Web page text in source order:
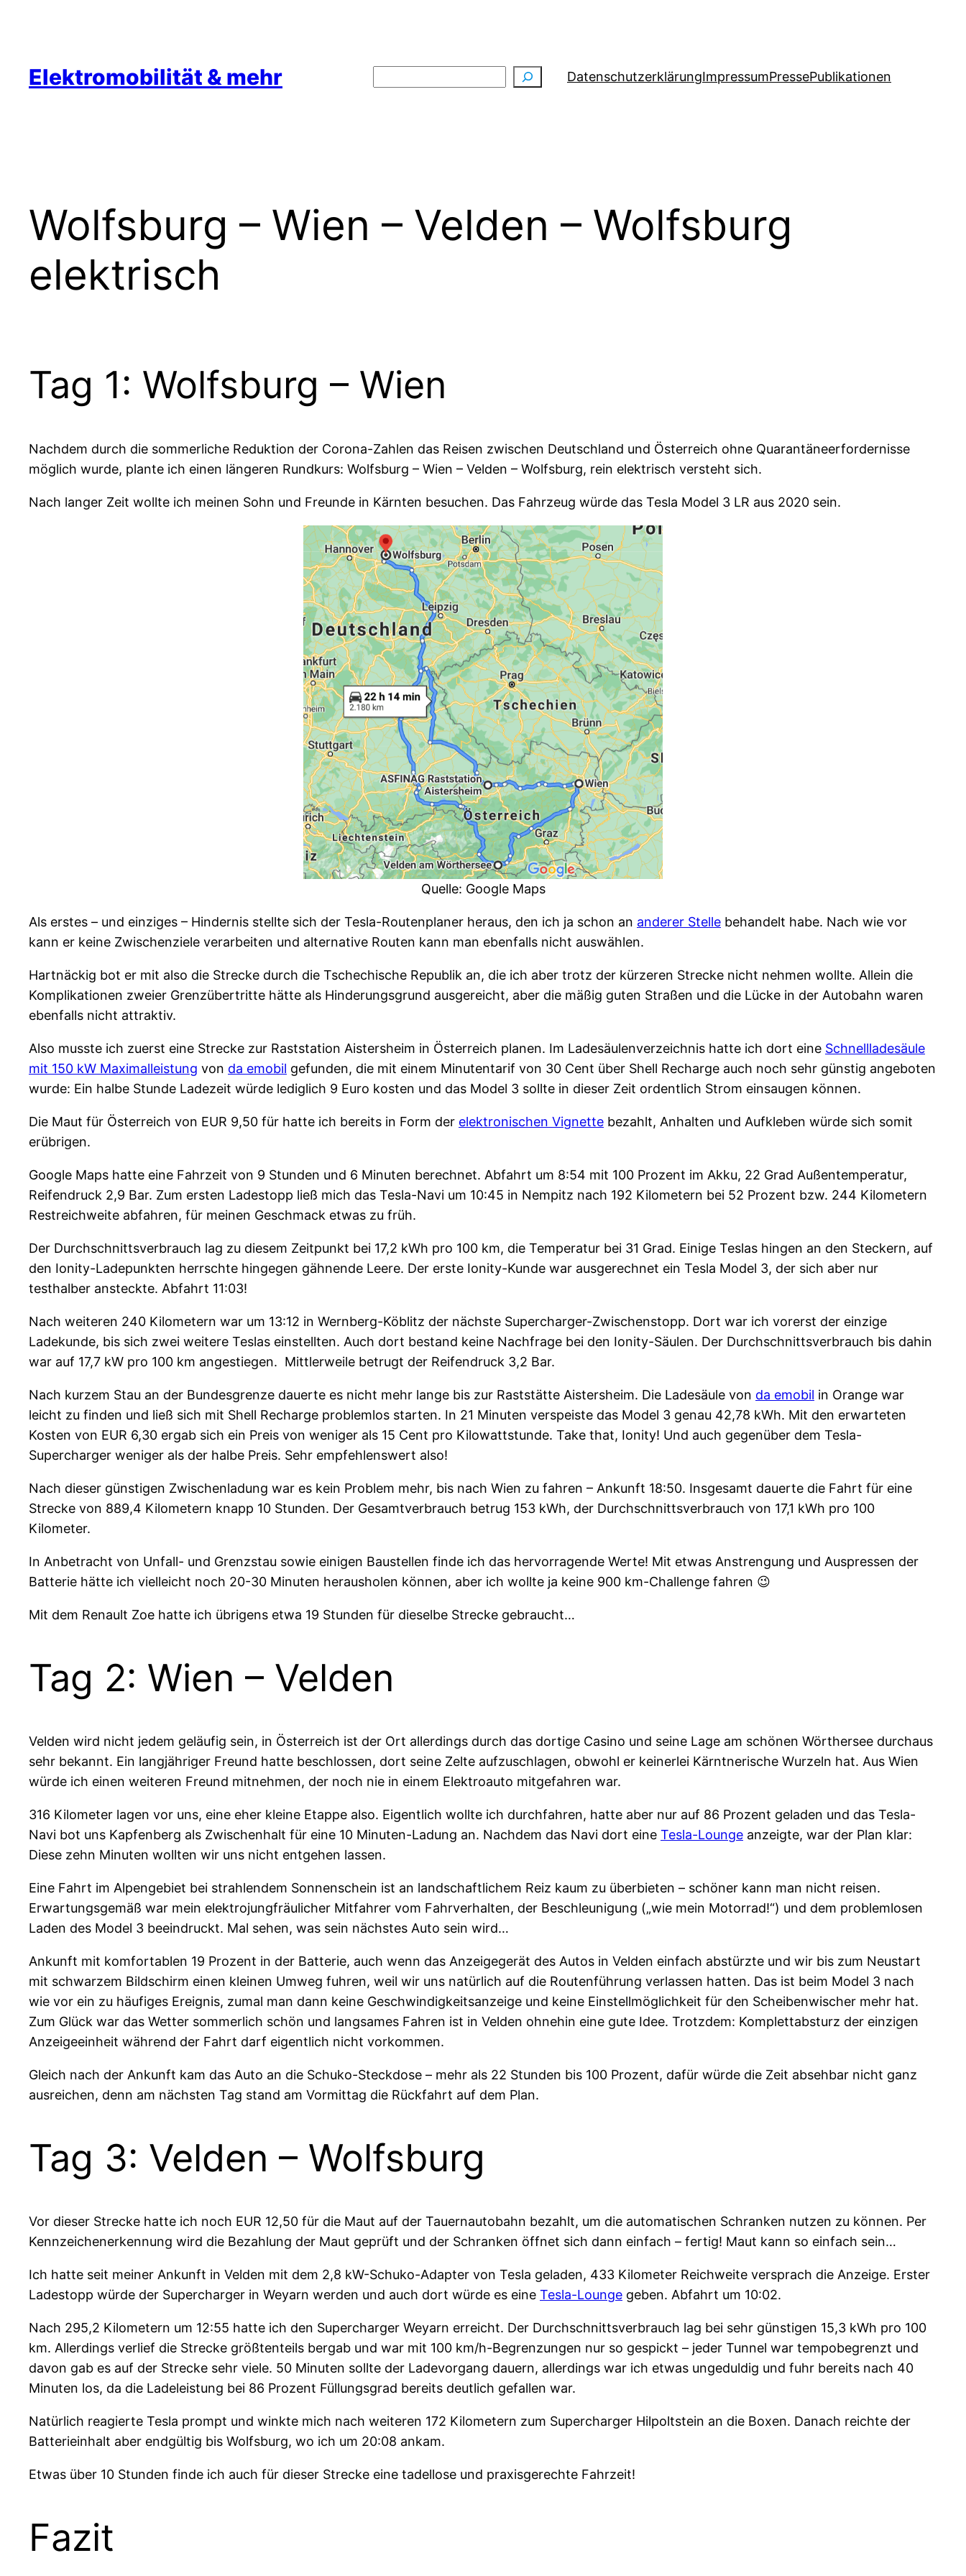
Elektromobilität & mehr DatenschutzerklärungImpressumPressePublikationen
Wolfsburg – Wien – Velden – Wolfsburg
elektrisch
Tag 1: Wolfsburg – Wien
Nachdem durch die sommerliche Reduktion der Corona-Zahlen das Reisen zwischen Deutschland und Österreich ohne Quarantäneerfordernisse
möglich wurde, plante ich einen längeren Rundkurs: Wolfsburg – Wien – Velden – Wolfsburg, rein elektrisch versteht sich.
Nach langer Zeit wollte ich meinen Sohn und Freunde in Kärnten besuchen. Das Fahrzeug würde das Tesla Model 3 LR aus 2020 sein.
Quelle: Google Maps
Als erstes – und einziges – Hindernis stellte sich der Tesla-Routenplaner heraus, den ich ja schon an anderer Stelle behandelt habe. Nach wie vor
kann er keine Zwischenziele verarbeiten und alternative Routen kann man ebenfalls nicht auswählen.
Hartnäckig bot er mit also die Strecke durch die Tschechische Republik an, die ich aber trotz der kürzeren Strecke nicht nehmen wollte. Allein die
Komplikationen zweier Grenzübertritte hätte als Hinderungsgrund ausgereicht, aber die mäßig guten Straßen und die Lücke in der Autobahn waren
ebenfalls nicht attraktiv.
Also musste ich zuerst eine Strecke zur Raststation Aistersheim in Österreich planen. Im Ladesäulenverzeichnis hatte ich dort eine Schnellladesäule
mit 150 kW Maximalleistung von da emobil gefunden, die mit einem Minutentarif von 30 Cent über Shell Recharge auch noch sehr günstig angeboten
wurde: Ein halbe Stunde Ladezeit würde lediglich 9 Euro kosten und das Model 3 sollte in dieser Zeit ordentlich Strom einsaugen können.
Die Maut für Österreich von EUR 9,50 für hatte ich bereits in Form der elektronischen Vignette bezahlt, Anhalten und Aufkleben würde sich somit
erübrigen.
Google Maps hatte eine Fahrzeit von 9 Stunden und 6 Minuten berechnet. Abfahrt um 8:54 mit 100 Prozent im Akku, 22 Grad Außentemperatur,
Reifendruck 2,9 Bar. Zum ersten Ladestopp ließ mich das Tesla-Navi um 10:45 in Nempitz nach 192 Kilometern bei 52 Prozent bzw. 244 Kilometern
Restreichweite abfahren, für meinen Geschmack etwas zu früh.
Der Durchschnittsverbrauch lag zu diesem Zeitpunkt bei 17,2 kWh pro 100 km, die Temperatur bei 31 Grad. Einige Teslas hingen an den Steckern, auf
den Ionity-Ladepunkten herrschte hingegen gähnende Leere. Der erste Ionity-Kunde war ausgerechnet ein Tesla Model 3, der sich aber nur
testhalber ansteckte. Abfahrt 11:03!
Nach weiteren 240 Kilometern war um 13:12 in Wernberg-Köblitz der nächste Supercharger-Zwischenstopp. Dort war ich vorerst der einzige
Ladekunde, bis sich zwei weitere Teslas einstellten. Auch dort bestand keine Nachfrage bei den Ionity-Säulen. Der Durchschnittsverbrauch bis dahin
war auf 17,7 kW pro 100 km angestiegen. Mittlerweile betrugt der Reifendruck 3,2 Bar.
Nach kurzem Stau an der Bundesgrenze dauerte es nicht mehr lange bis zur Raststätte Aistersheim. Die Ladesäule von da emobil in Orange war
leicht zu finden und ließ sich mit Shell Recharge problemlos starten. In 21 Minuten verspeiste das Model 3 genau 42,78 kWh. Mit den erwarteten
Kosten von EUR 6,30 ergab sich ein Preis von weniger als 15 Cent pro Kilowattstunde. Take that, Ionity! Und auch gegenüber dem Tesla-
Supercharger weniger als der halbe Preis. Sehr empfehlenswert also!
Nach dieser günstigen Zwischenladung war es kein Problem mehr, bis nach Wien zu fahren – Ankunft 18:50. Insgesamt dauerte die Fahrt für eine
Strecke von 889,4 Kilometern knapp 10 Stunden. Der Gesamtverbrauch betrug 153 kWh, der Durchschnittsverbrauch von 17,1 kWh pro 100
Kilometer.
In Anbetracht von Unfall- und Grenzstau sowie einigen Baustellen finde ich das hervorragende Werte! Mit etwas Anstrengung und Auspressen der
Batterie hätte ich vielleicht noch 20-30 Minuten herausholen können, aber ich wollte ja keine 900 km-Challenge fahren 😉
Mit dem Renault Zoe hatte ich übrigens etwa 19 Stunden für dieselbe Strecke gebraucht…
Tag 2: Wien – Velden
Velden wird nicht jedem geläufig sein, in Österreich ist der Ort allerdings durch das dortige Casino und seine Lage am schönen Wörthersee durchaus
sehr bekannt. Ein langjähriger Freund hatte beschlossen, dort seine Zelte aufzuschlagen, obwohl er keinerlei Kärntnerische Wurzeln hat. Aus Wien
würde ich einen weiteren Freund mitnehmen, der noch nie in einem Elektroauto mitgefahren war.
316 Kilometer lagen vor uns, eine eher kleine Etappe also. Eigentlich wollte ich durchfahren, hatte aber nur auf 86 Prozent geladen und das Tesla-
Navi bot uns Kapfenberg als Zwischenhalt für eine 10 Minuten-Ladung an. Nachdem das Navi dort eine Tesla-Lounge anzeigte, war der Plan klar:
Diese zehn Minuten wollten wir uns nicht entgehen lassen.
Eine Fahrt im Alpengebiet bei strahlendem Sonnenschein ist an landschaftlichem Reiz kaum zu überbieten – schöner kann man nicht reisen.
Erwartungsgemäß war mein elektrojungfräulicher Mitfahrer vom Fahrverhalten, der Beschleunigung („wie mein Motorrad!“) und dem problemlosen
Laden des Model 3 beeindruckt. Mal sehen, was sein nächstes Auto sein wird…
Ankunft mit komfortablen 19 Prozent in der Batterie, auch wenn das Anzeigegerät des Autos in Velden einfach abstürzte und wir bis zum Neustart
mit schwarzem Bildschirm einen kleinen Umweg fuhren, weil wir uns natürlich auf die Routenführung verlassen hatten. Das ist beim Model 3 nach
wie vor ein zu häufiges Ereignis, zumal man dann keine Geschwindigkeitsanzeige und keine Einstellmöglichkeit für den Scheibenwischer mehr hat.
Zum Glück war das Wetter sommerlich schön und langsames Fahren ist in Velden ohnehin eine gute Idee. Trotzdem: Komplettabsturz der einzigen
Anzeigeeinheit während der Fahrt darf eigentlich nicht vorkommen.
Gleich nach der Ankunft kam das Auto an die Schuko-Steckdose – mehr als 22 Stunden bis 100 Prozent, dafür würde die Zeit absehbar nicht ganz
ausreichen, denn am nächsten Tag stand am Vormittag die Rückfahrt auf dem Plan.
Tag 3: Velden – Wolfsburg
Vor dieser Strecke hatte ich noch EUR 12,50 für die Maut auf der Tauernautobahn bezahlt, um die automatischen Schranken nutzen zu können. Per
Kennzeichenerkennung wird die Bezahlung der Maut geprüft und der Schranken öffnet sich dann einfach – fertig! Maut kann so einfach sein…
Ich hatte seit meiner Ankunft in Velden mit dem 2,8 kW-Schuko-Adapter von Tesla geladen, 433 Kilometer Reichweite versprach die Anzeige. Erster
Ladestopp würde der Supercharger in Weyarn werden und auch dort würde es eine Tesla-Lounge geben. Abfahrt um 10:02.
Nach 295,2 Kilometern um 12:55 hatte ich den Supercharger Weyarn erreicht. Der Durchschnittsverbrauch lag bei sehr günstigen 15,3 kWh pro 100
km. Allerdings verlief die Strecke größtenteils bergab und war mit 100 km/h-Begrenzungen nur so gespickt – jeder Tunnel war tempobegrenzt und
davon gab es auf der Strecke sehr viele. 50 Minuten sollte der Ladevorgang dauern, allerdings war ich etwas ungeduldig und fuhr bereits nach 40
Minuten los, da die Ladeleistung bei 86 Prozent Füllungsgrad bereits deutlich gefallen war.
Natürlich reagierte Tesla prompt und winkte mich nach weiteren 172 Kilometern zum Supercharger Hilpoltstein an die Boxen. Danach reichte der
Batterieinhalt aber endgültig bis Wolfsburg, wo ich um 20:08 ankam.
Etwas über 10 Stunden finde ich auch für dieser Strecke eine tadellose und praxisgerechte Fahrzeit!
Fazit